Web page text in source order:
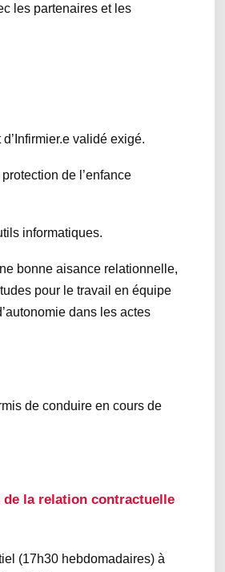
les partenaires et les
validé exigé.
de l’enfance
informatiques.
bonne aisance relationnelle,
pour le travail en équipe
dans les actes
de conduire en cours de
la relation contractuelle
(17h30 hebdomadaires) à